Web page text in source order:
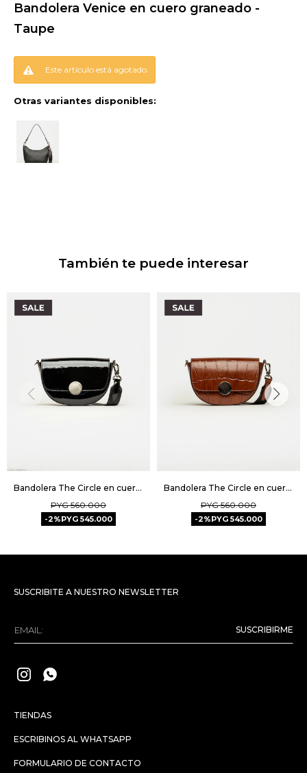
Bandolera Venice en cuero graneado -
Taupe
Este artículo está agotado.
Otras variantes disponibles:
También te puede interesar
Bandolera The Circle en cuero charol - Negro
PYG 560.000
2 PYG 545.000
Bandolera The Circle en cuero croco - Cuoio
PYG 560.000
2 PYG 545.000
TIENDAS
ESCRIBINOS AL WHATSAPP
FORMULARIO DE CONTACTO
SUSCRIBITE A NUESTRO NEWSLETTER
SUSCRIBIRME
 